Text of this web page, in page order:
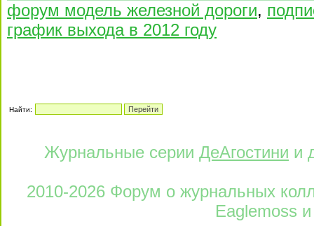
форум модель железной дороги,
график выхода в 2012 году
Найти:
Журнальные серии ДеАгостини и
2010-2026 Форум о журнальных
Eaglemoss и